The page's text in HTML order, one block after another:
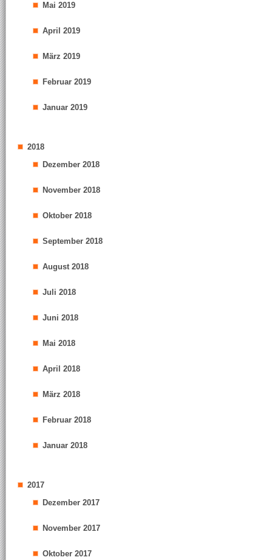
Mai 2019
April 2019
März 2019
Februar 2019
Januar 2019
2018
Dezember 2018
November 2018
Oktober 2018
September 2018
August 2018
Juli 2018
Juni 2018
Mai 2018
April 2018
März 2018
Februar 2018
Januar 2018
2017
Dezember 2017
November 2017
Oktober 2017